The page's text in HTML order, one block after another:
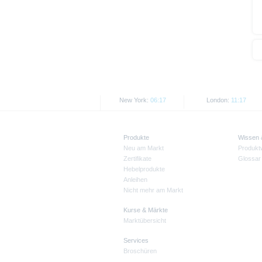
New York: 06:17 London: 11:17
Produkte
Neu am Markt
Zertifikate
Hebelprodukte
Anleihen
Nicht mehr am Markt
Kurse & Märkte
Marktübersicht
Services
Broschüren
Wissen
Glossar